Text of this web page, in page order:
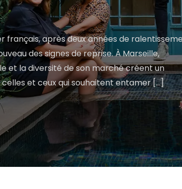
français, après deux années de
des signes de reprise. À Marseille,
et la diversité de son marché créent un
et ceux qui souhaitent entamer [...]